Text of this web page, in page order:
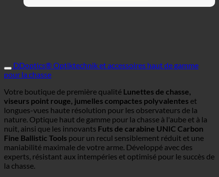
DDoptics® Optiktechnik et accessoires haut de gamme
pour la chasse
Votre boutique de première qualité Lunettes de chasse,
viseurs point rouge, jumelles compactes polyvalentes et
longues-vues haute résolution pour les observateurs de la
nature. Optique haut de gamme pour la chasse à l'aube et à la
nuit, ainsi que les innovants Futs de carabine UNIC Carbon
Fine Ballistic Tools pour un recul sensiblement réduit et une
maniabilité maximale de votre arme. Développé avec des
experts, résistant aux intempéries et optimisé pour le succès de
la chasse.